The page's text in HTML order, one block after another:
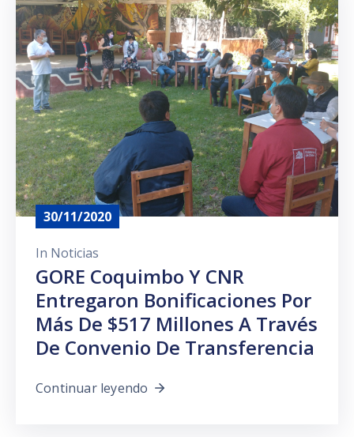
Prensa
30/11/2020
In Noticias
GORE Coquimbo Y CNR
Entregaron Bonificaciones Por
Más De $517 Millones A Través
De Convenio De Transferencia
Continuar leyendo